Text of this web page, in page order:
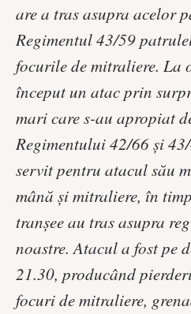
are a tras asupra acelor
Regimentul 43/59
focurile de mitraliere. La
început un atac prin
mari care s-au apropiat
Regimentului 42/66 şi
servit pentru atacul său
mână şi mitraliere, în
tranşee au tras asupra
noastre. Atacul a fost pe
21.30, producând
focuri de mitraliere,